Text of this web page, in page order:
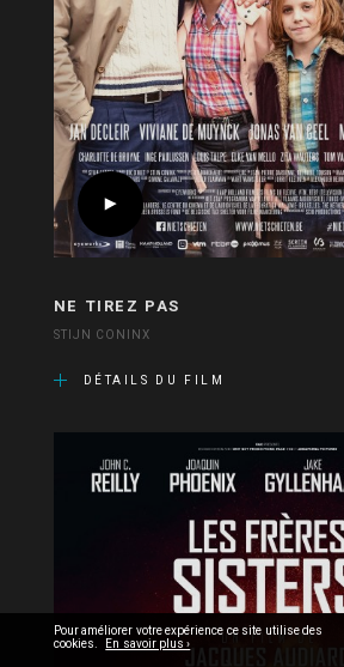
NE TIREZ PAS
STIJN CONINX
DÉTAILS DU FILM
Pour améliorer votre expérience ce site utilise des
cookies. En savoir plus ›